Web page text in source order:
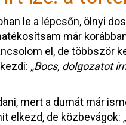
le a lépcsőn, ölnyi
már
el, de többször
„Bocs, dolgozatot
mert a dumát már
elkezd, de közbevágok: